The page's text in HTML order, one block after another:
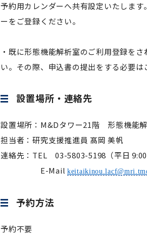
予約用カレンダーへ共有設定いたしま
ーをご登録ください。
・既に形態機能解析室のご利用登録を
い。その際、申込書の提出をする必要は
設置場所・連絡先
設置場所：M&Dタワー21階 形態機能
担当者：研究支援推進員 髙岡 美帆
連絡先：TEL 03-5803-5198（平日
E-Mail
予約方法
予約不要